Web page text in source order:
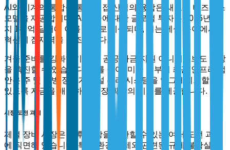
AI와 기계의 통합을 통한 인접 산업의 융합은 새로운 비즈니스
모델을 제공합니다. AI 기술에 대한 글로벌 투자는 2025년까
지 1천억 달러에 이를 것으로 예상되며, 이는 제설 분야에서
혁신의 잠재력을 강조합니다.
겨울 준비를 강화하기 위한 공공 자금 지원 이니셔티브도 성장
을 촉진할 수 있습니다. 예를 들어, 미국 정부의 최근 인프라 법
안은 주 및 지방 정부가 제설 관리 시스템을 업그레이드할 수
있도록 자금을 배정하여 시장 확장의 기회를 제공합니다.
시장 도전 과제
제설 장비 시장은 향후 성장을 제한할 수 있는 여러 도전 과제
에 직면해 있습니다. 특히 환경 규제와 관련된 규제 불확실성